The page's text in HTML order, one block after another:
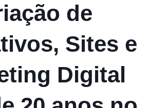
de
Sites e
Digital